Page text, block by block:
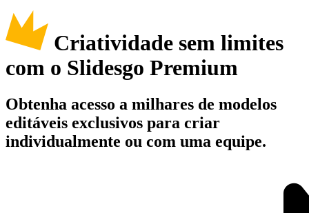
Criatividade sem limites
com o Slidesgo Premium
Obtenha acesso a milhares de modelos
editáveis exclusivos para criar
individualmente ou com uma equipe.